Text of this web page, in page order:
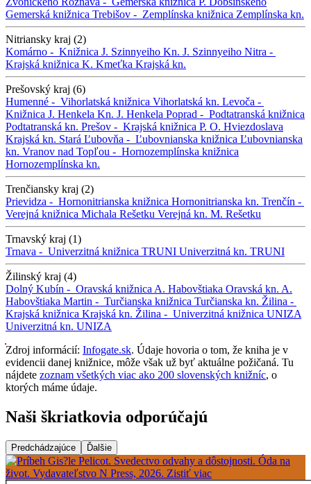
Gemerská knižnica Trebišov - Zemplínska knižnica Zemplínska kn.
Nitriansky kraj (2)
Komárno - Knižnica J. Szinnyeiho Kn. J. Szinnyeiho Nitra -
Krajská knižnica K. Kmeťka Krajská kn.
Prešovský kraj (6)
Humenné - Vihorlatská knižnica Vihorlatská kn. Levoča -
Knižnica J. Henkela Kn. J. Henkela Poprad - Podtatranská knižnica
Podtatranská kn. Prešov - Krajská knižnica P. O. Hviezdoslava
Krajská kn. Stará Ľubovňa - Ľubovnianska knižnica Ľubovnianska
kn. Vranov nad Topľou - Hornozemplínska knižnica
Hornozemplínska kn.
Trenčiansky kraj (2)
Prievidza - Hornonitrianska knižnica Hornonitrianska kn. Trenčín -
Verejná knižnica Michala Rešetku Verejná kn. M. Rešetku
Trnavský kraj (1)
Trnava - Univerzitná knižnica TRUNI Univerzitná kn. TRUNI
Žilinský kraj (4)
Dolný Kubín - Oravská knižnica A. Habovštiaka Oravská kn. A.
Habovštiaka Martin - Turčianska knižnica Turčianska kn. Žilina -
Krajská knižnica Krajská kn. Žilina - Univerzitná knižnica UNIZA
Univerzitná kn. UNIZA
Zdroj informácií: Infogate.sk. Údaje hovoria o tom, že kniha je v
evidencii danej knižnice, môže však už byť aktuálne požičaná. Tu
nájdete zoznam všetkých viac ako 200 slovenských knižníc, o
ktorých máme údaje.
Naši škriatkovia odporúčajú
Predchádzajúce Ďalšie